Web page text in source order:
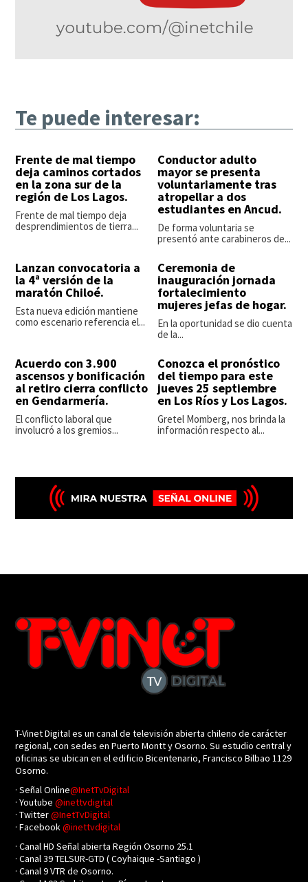
Te puede interesar:
Frente de mal tiempo
deja caminos cortados
en la zona sur de la
región de Los Lagos.
Frente de mal tiempo deja
desprendimientos de tierra...
Conductor adulto
mayor se presenta
voluntariamente tras
atropellar a dos
estudiantes en Ancud.
De forma voluntaria se
presentó ante carabineros de...
Lanzan convocatoria a
la 4ª versión de la
maratón Chiloé.
Esta nueva edición mantiene
como escenario referencia el...
Ceremonia de
inauguración jornada
fortalecimiento
mujeres jefas de hogar.
En la oportunidad se dio cuenta
de la...
Acuerdo con 3.900
ascensos y bonificación
al retiro cierra conflicto
en Gendarmería.
El conflicto laboral que
involucró a los gremios...
Conozca el pronóstico
del tiempo para este
jueves 25 septiembre
en Los Ríos y Los Lagos.
Gretel Momberg, nos brinda la
información respecto al...
T-Vinet Digital es un canal de televisión abierta chileno de carácter
regional, con sedes en Puerto Montt y Osorno. Su estudio central y
oficinas se ubican en el edificio Bicentenario, Francisco Bilbao 1129
Osorno.
· Señal Online@InetTvDigital
· Youtube@inettvdigital
· Twitter@InetTvDigital
· Facebook@inettvdigital
· Canal HD Señal abierta Región Osorno 25.1
· Canal 39 TELSUR-GTD ( Coyhaique -Santiago )
· Canal 9 VTR de Osorno.